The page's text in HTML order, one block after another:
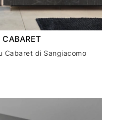
Cabaret di Sangiacomo